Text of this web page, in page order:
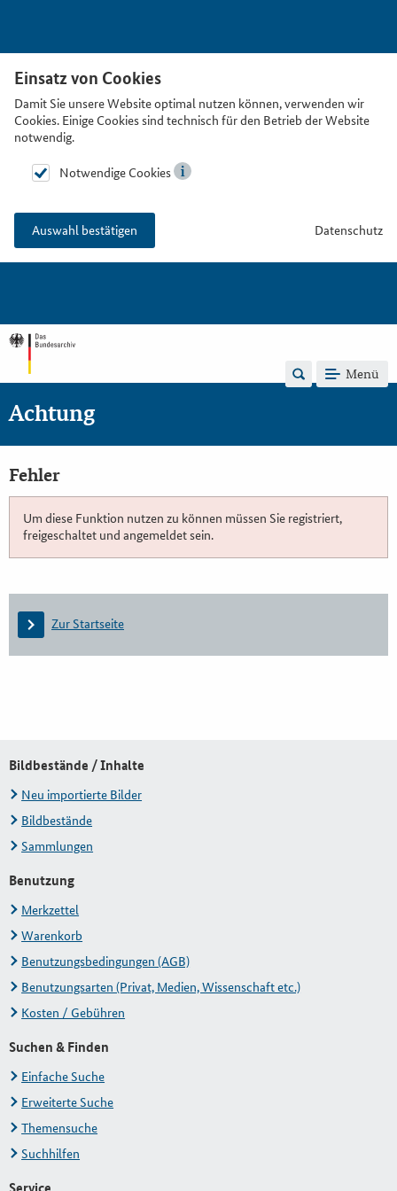
Einsatz von Cookies
Damit Sie unsere Website optimal nutzen können, verwenden wir
Cookies. Einige Cookies sind technisch für den Betrieb der Website
notwendig.
Notwendige Cookies
Auswahl bestätigen Datenschutz
Menü
Achtung
Fehler
Um diese Funktion nutzen zu können müssen Sie registriert,
freigeschaltet und angemeldet sein.
Zur Startseite
Bildbestände / Inhalte
Neu importierte Bilder
Bildbestände
Sammlungen
Benutzung
Merkzettel
Warenkorb
Benutzungsbedingungen (AGB)
Benutzungsarten (Privat, Medien, Wissenschaft etc.)
Kosten / Gebühren
Suchen & Finden
Einfache Suche
Erweiterte Suche
Themensuche
Suchhilfen